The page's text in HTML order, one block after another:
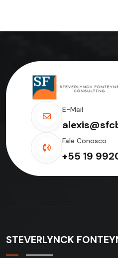
E-Mail
Fale Conosco
+55 19
STEVERLYNCK